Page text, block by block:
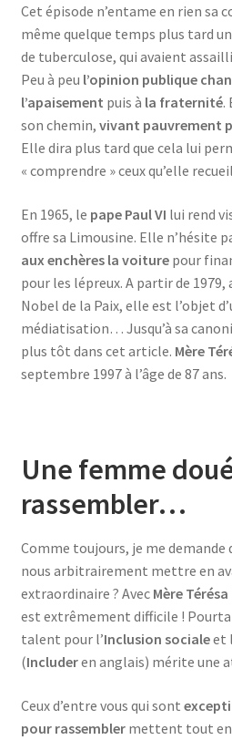
Cet épisode n’entame en rien sa
même quelque temps plus tard
de tuberculose, qui avaient
Peu à peu l’opinion publique
l’apaisement puis à la fraternité.
son chemin, vivant pauvrement
Elle dira plus tard que cela lui
« comprendre » ceux qu’elle
En 1965, le pape Paul VI lui rend
offre sa Limousine. Elle n’hésite
aux enchères la voiturepour
pour les lépreux. A partir de
Nobel de la Paix, elle est l’objet
médiatisation… Jusqu’à sa
plus tôt dans cet article. Mère
septembre 1997 à l’âge de 87 ans.
Une femme
rassembler…
Comme toujours, je me demande
nous arbitrairement mettre en
extraordinaire ? Avec Mère Térésa
est extrêmement difficile !
talent pour l’Inclusion socialeet
(Includeren anglais) mérite une
Ceux d’entre vous qui sont
pour rassemblermettent tout en